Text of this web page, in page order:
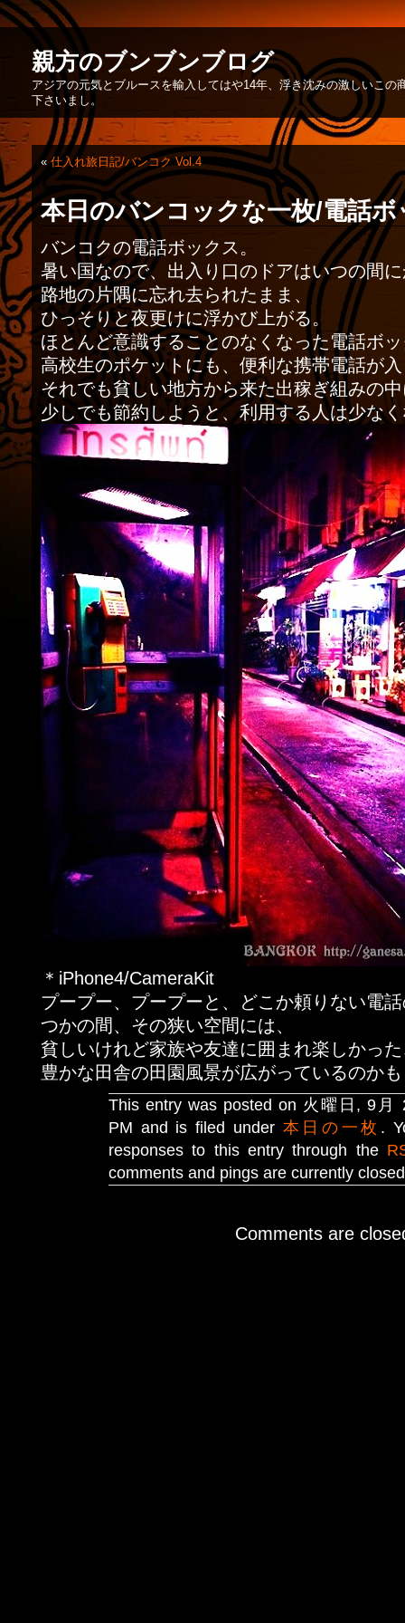
親方のブンブンブログ
アジアの元気とブルースを輸入してはや14年、浮き沈みの激しいこ
下さいまし。
«仕入れ旅日記/バンコク Vol.4
本日のバンコックな一枚/電話ボ
バンコクの電話ボックス。
暑い国なので、出入り口のドアはいつの間
路地の片隅に忘れ去られたまま、
ひっそりと夜更けに浮かび上がる。
ほとんど意識することのなくなった電話ボ
高校生のポケットにも、便利な携帯電話が
それでも貧しい地方から来た出稼ぎ組みの
少しでも節約しようと、利用する人は少な
＊iPhone4/CameraKit
プープー、プープーと、どこか頼りない電
つかの間、その狭い空間には、
貧しいけれど家族や友達に囲まれ楽しかっ
豊かな田舎の田園風景が広がっているのか
This entry was posted on 火曜日, 9月
PM and is filed under 本日の一枚 .
responses to this entry through the
comments and pings are currently
Comments are